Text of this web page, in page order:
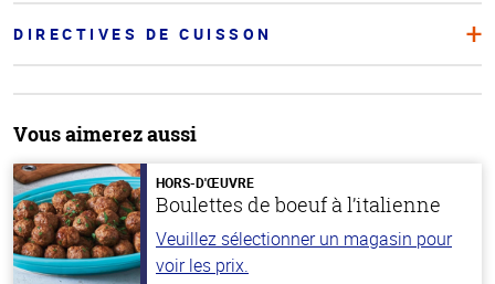
DIRECTIVES DE CUISSON
Vous aimerez aussi
HORS-D'ŒUVRE
Boulettes de boeuf à l’italienne
Veuillez sélectionner un magasin pour
voir les prix.